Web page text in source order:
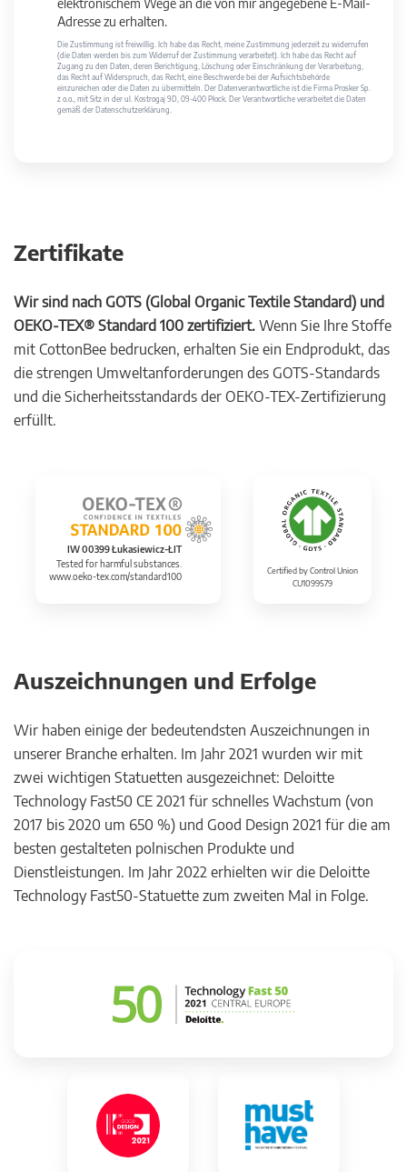
elektronischem Wege an die von mir angegebene E-Mail-
Adresse zu erhalten.
Die Zustimmung ist freiwillig. Ich habe das Recht, meine Zustimmung jederzeit zu widerrufen
(die Daten werden bis zum Widerruf der Zustimmung verarbeitet). Ich habe das Recht auf
Zugang zu den Daten, deren Berichtigung, Löschung oder Einschränkung der Verarbeitung,
das Recht auf Widerspruch, das Recht, eine Beschwerde bei der Aufsichtsbehörde
einzureichen oder die Daten zu übermitteln. Der Datenverantwortliche ist die Firma Prosker Sp.
z o.o., mit Sitz in der ul. Kostrogaj 9D, 09-400 Płock. Der Verantwortliche verarbeitet die Daten
gemäß der Datenschutzerklärung.
Zertifikate
Wir sind nach GOTS (Global Organic Textile Standard) und
OEKO-TEX® Standard 100 zertifiziert. Wenn Sie Ihre Stoffe
mit CottonBee bedrucken, erhalten Sie ein Endprodukt, das
die strengen Umweltanforderungen des GOTS-Standards
und die Sicherheitsstandards der OEKO-TEX-Zertifizierung
erfüllt.
IW 00399 Łukasiewicz-ŁIT
Tested for harmful substances.
www.oeko-tex.com/standard100
Certified by Control Union
CU1099579
Auszeichnungen und Erfolge
Wir haben einige der bedeutendsten Auszeichnungen in
unserer Branche erhalten. Im Jahr 2021 wurden wir mit
zwei wichtigen Statuetten ausgezeichnet: Deloitte
Technology Fast50 CE 2021 für schnelles Wachstum (von
2017 bis 2020 um 650 %) und Good Design 2021 für die am
besten gestalteten polnischen Produkte und
Dienstleistungen. Im Jahr 2022 erhielten wir die Deloitte
Technology Fast50-Statuette zum zweiten Mal in Folge.